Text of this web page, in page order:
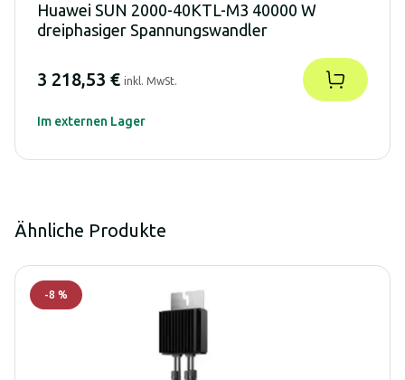
Huawei SUN 2000-40KTL-M3 40000 W
dreiphasiger Spannungswandler
3 218,53 € inkl. MwSt.
Im externen Lager
Ähnliche Produkte
-8 %